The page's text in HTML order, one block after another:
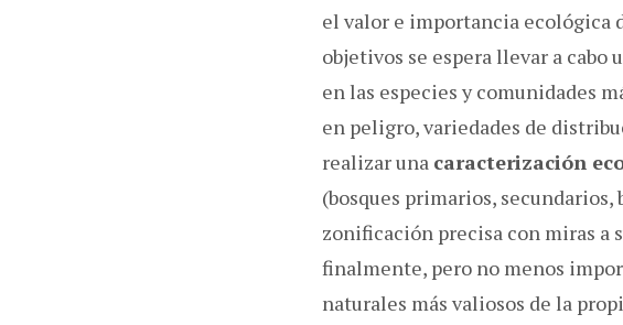
el valor e importancia ecológica
objetivos se espera llevar a cabo
en las especies y comunidades
en peligro, variedades de
realizar una caracterización
(bosques primarios,
zonificación precisa con miras a
finalmente, pero no menos
naturales más valiosos de la